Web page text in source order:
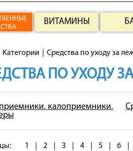
ВИТАМИНЫ
Категории Средства по уходу за
ПО УХОДУ
калоприемники.
1 2 3 4 5 6